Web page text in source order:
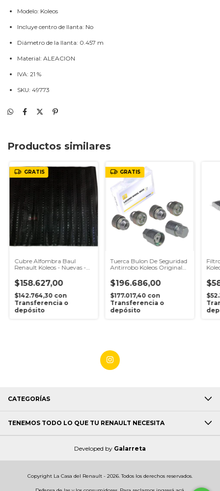
Modelo: Koleos
Incluye centro de llanta: No
Diámetro de la llanta: 0.457 m
Material: ALEACION
IVA: 21 %
SKU: 49773
Productos similares
GRATIS
Cubre Alfombra Baul
Renault Koleos - Nuevas -
$158.627,00
$142.764,30 con
Transferencia o
depósito
GRATIS
Tuerca Bulon De Seguridad
Antirrobo Koleos Original
$196.686,00
$177.017,40 con
Transferencia o
depósito
CATEGORÍAS
TENEMOS TODO LO QUE TU RENAULT NECESITA
Developed by Galarreta
Copyright La Casa del Renault - 2026. Todos los derechos reservados.